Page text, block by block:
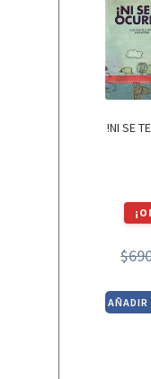
!NI SE
$
AÑADIR